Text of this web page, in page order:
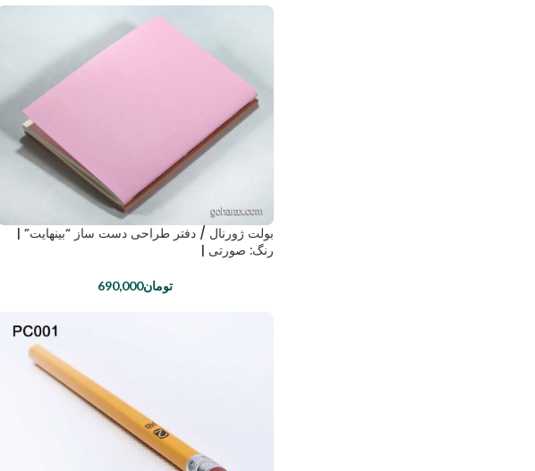
بولت ژورنال / دفتر طراحی دست ساز “بینهایت” |
رنگ: صورتی |
تومان690,000